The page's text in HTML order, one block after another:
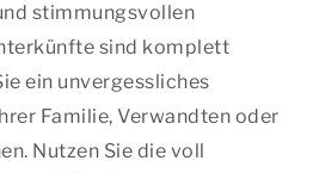
stimmungsvollen
sind komplett
ein unvergessliches
Familie, Verwandten oder
Nutzen Sie die voll